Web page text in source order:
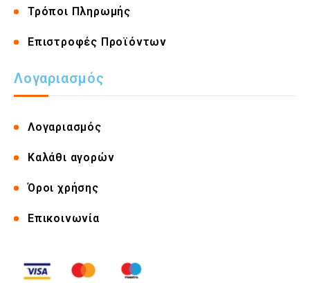
Τρόποι Πληρωμής
Επιστροφές Προϊόντων
Λογαριασμός
Λογαριασμός
Καλάθι αγορών
Όροι χρήσης
Επικοινωνία